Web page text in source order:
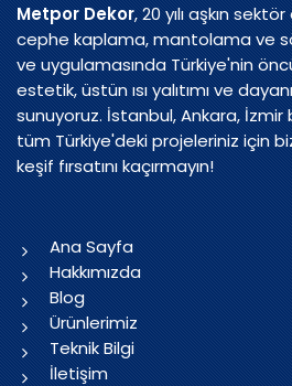
Metpor Dekor, 20 yılı aşkın
cephe kaplama, mantolama ve
ve uygulamasında Türkiye'nin
estetik, üstün ısı yalıtımı ve
sunuyoruz. İstanbul, Ankara,
tüm Türkiye'deki projeleriniz için
keşif fırsatını kaçırmayın!
Ana Sayfa
Hakkımızda
Blog
Ürünlerimiz
Teknik Bilgi
İletişim